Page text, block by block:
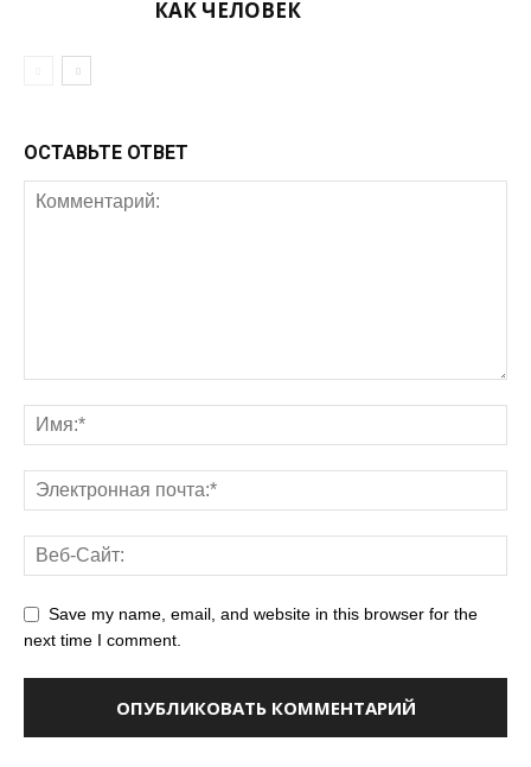
КАК ЧЕЛОВЕК
ОСТАВЬТЕ ОТВЕТ
Save my name, email, and website in this browser for the
next time I comment.